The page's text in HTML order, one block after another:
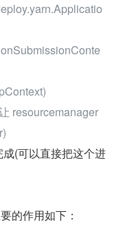
resourcemanager
(可以直接把这个进
的作用如下：